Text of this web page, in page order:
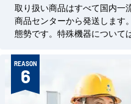
取り扱い商品はすべて国内一
商品センターから発送します
態勢です。特殊機器について
REASON
6